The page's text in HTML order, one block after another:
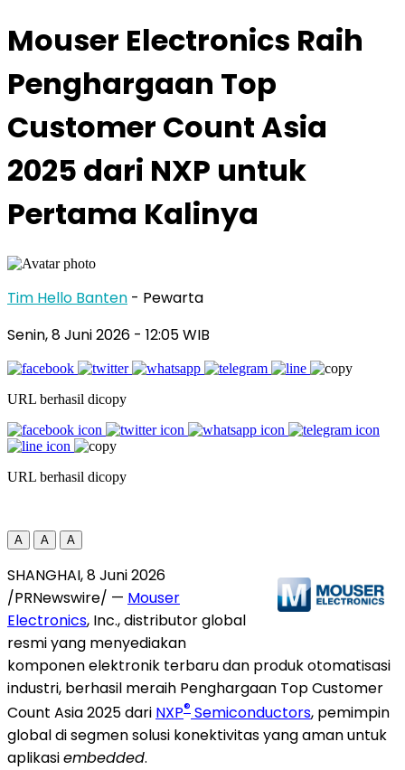
Mouser Electronics Raih
Penghargaan Top
Customer Count Asia
2025 dari NXP untuk
Pertama Kalinya
Tim Hello Banten - Pewarta
Senin, 8 Juni 2026 - 12:05 WIB
URL berhasil dicopy
URL berhasil dicopy
A A A
SHANGHAI, 8 Juni 2026
/PRNewswire/ — Mouser
Electronics, Inc., distributor global
resmi yang menyediakan
komponen elektronik terbaru dan produk otomatisasi
industri, berhasil meraih Penghargaan Top Customer
Count Asia 2025 dari NXP® Semiconductors, pemimpin
global di segmen solusi konektivitas yang aman untuk
aplikasiembedded.